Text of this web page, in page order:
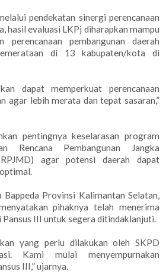
pendekatan sinergi perencanaan
hasil evaluasi LKPj diharapkan mampu
perencanaan pembangunan daerah
di 13 kabupaten/kota di
dapat memperkuat perencanaan
agar lebih merata dan tepat sasaran,”
pentingnya keselarasan program
Rencana Pembangunan Jangka
agar potensi daerah dapat
Bappeda Provinsi Kalimantan Selatan,
pihaknya telah menerima
Pansus III untuk segera ditindaklanjuti.
yang perlu dilakukan oleh SKPD
Kami mulai menyempurnakan
III,” ujarnya.